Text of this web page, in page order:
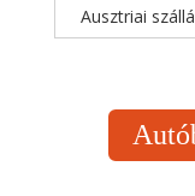
Ausztriai